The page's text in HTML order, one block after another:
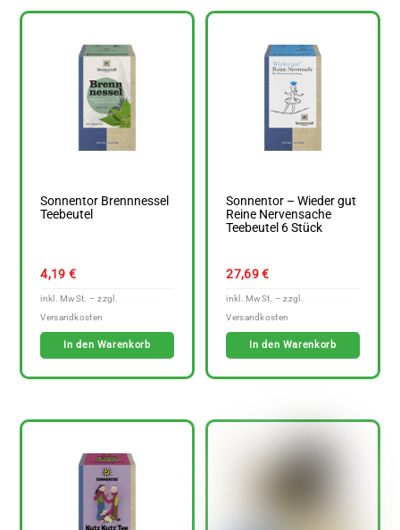
Sonnentor Brennnessel
Teebeutel
4,19 €
In den Warenkorb
Sonnentor – Wieder gut
Reine Nervensache
Teebeutel 6 Stück
27,69€
In den Warenkorb